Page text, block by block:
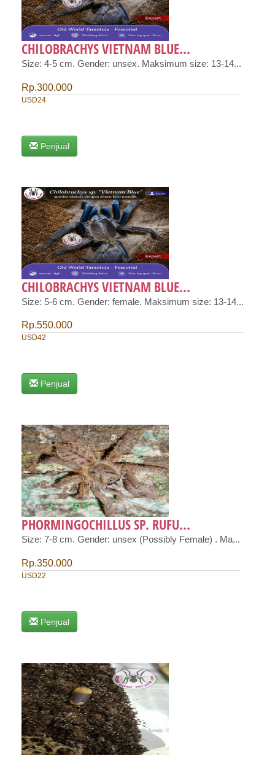
CHILOBRACHYS VIETNAM BLUE...
Size: 4-5 cm. Gender: unsex. Maksimum size: 13-14...
Rp.300.000
USD24
Penjual
CHILOBRACHYS VIETNAM BLUE...
Size: 5-6 cm. Gender: female. Maksimum size: 13-14...
Rp.550.000
USD42
Penjual
PHORMINGOCHILLUS SP. RUFU...
Size: 7-8 cm. Gender: unsex (Possibly Female) . Ma...
Rp.350.000
USD22
Penjual